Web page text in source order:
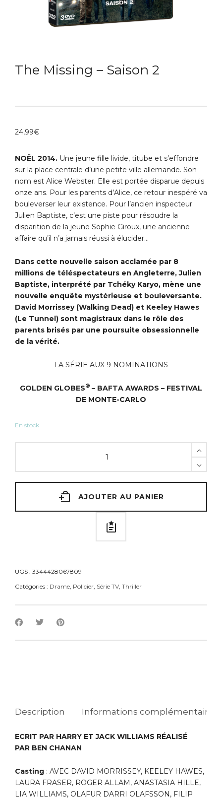
The Missing – Saison 2
24,99€
NOËL 2014. Une jeune fille livide, titube et s’effondre
sur la place centrale d’une petite ville allemande. Son
nom est Alice Webster. Elle est portée disparue depuis
onze ans. Pour les parents d’Alice, ce retour inespéré va
bouleverser leur existence. Pour l’ancien inspecteur
Julien Baptiste, c’est une piste pour résoudre la
disparition de la jeune Sophie Giroux, une ancienne
affaire qu’il n’a jamais réussi à élucider…
Dans cette nouvelle saison acclamée par 8
millions de téléspectateurs en Angleterre, Julien
Baptiste, interprété par Tchéky Karyo, mène une
nouvelle enquête mystérieuse et bouleversante.
David Morrissey (Walking Dead) et Keeley Hawes
(Le Tunnel) sont magistraux dans le rôle des
parents brisés par une poursuite obsessionnelle
de la vérité.
LA SÉRIE AUX 9 NOMINATIONS
GOLDEN GLOBES® – BAFTA AWARDS – FESTIVAL
DE MONTE-CARLO
En stock
AJOUTER AU PANIER
UGS : 3344428067809
Catégories : Drame Policier Série TV, Thriller
Description Informations complémentaires
ECRIT PAR HARRY ETJACK WILLIAMS RÉALISÉ
PAR BEN CHANAN
Casting : AVEC DAVID MORRISSEY, KEELEY HAWES,
LAURA FRASER, ROGER ALLAM, ANASTASIA HILLE,
LIA WILLIAMS, OLAFUR DARRI OLAFSSON, FILIP